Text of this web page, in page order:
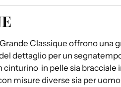
Classique offrono una
dettaglio per un
cinturino in pelle sia bracciale
misure diverse sia per